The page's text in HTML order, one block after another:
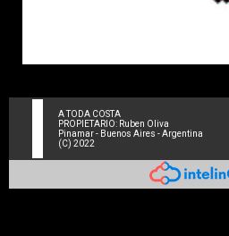
A TODA COSTA
PROPIETARIO: Ruben Oliva
Pinamar - Buenos Aires - Argentina
(C) 2022